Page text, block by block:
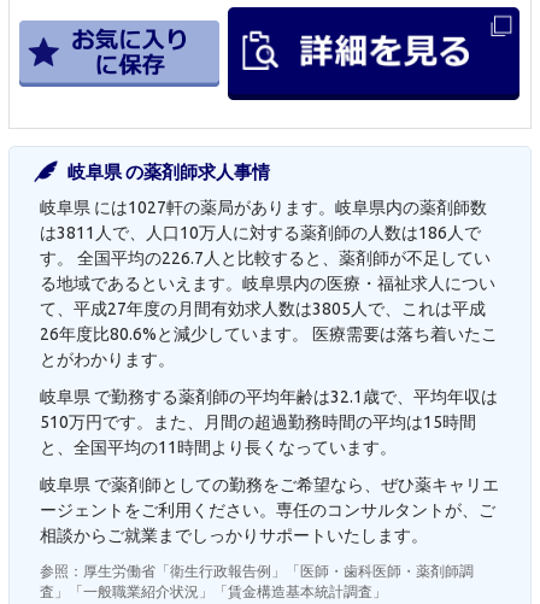
岐阜県 の薬剤師求人事情
岐阜県 には1027軒の薬局があります。岐阜県内の薬剤師数
は3811人で、人口10万人に対する薬剤師の人数は186人で
す。 全国平均の226.7人と比較すると、薬剤師が不足してい
る地域であるといえます。岐阜県内の医療・福祉求人につい
て、平成27年度の月間有効求人数は3805人で、これは平成
26年度比80.6%と減少しています。 医療需要は落ち着いたこ
とがわかります。
岐阜県 で勤務する薬剤師の平均年齢は32.1歳で、平均年収は
510万円です。また、月間の超過勤務時間の平均は15時間
と、全国平均の11時間より長くなっています。
岐阜県 で薬剤師としての勤務をご希望なら、ぜひ薬キャリエ
ージェントをご利用ください。専任のコンサルタントが、ご
相談からご就業までしっかりサポートいたします。
参照：厚生労働省「衛生行政報告例」「医師・歯科医師・薬剤師調
査」「一般職業紹介状況」「賃金構造基本統計調査」